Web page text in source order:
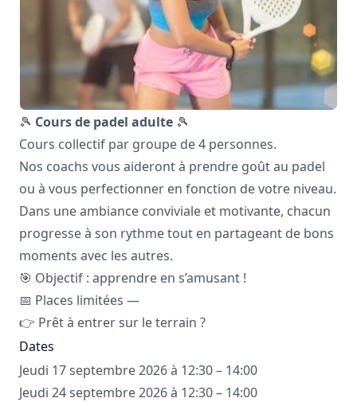
🎾 Cours de padel adulte 🎾
Cours collectif par groupe de 4 personnes.
Nos coachs vous aideront à prendre goût au padel
ou à vous perfectionner en fonction de votre niveau.
Dans une ambiance conviviale et motivante, chacun
progresse à son rythme tout en partageant de bons
moments avec les autres.
🎯 Objectif : apprendre en s’amusant !
📅 Places limitées —
👉 Prêt à entrer sur le terrain ?
Dates
Jeudi 17 septembre 2026 à 12:30 – 14:00
Jeudi 24 septembre 2026 à 12:30 – 14:00